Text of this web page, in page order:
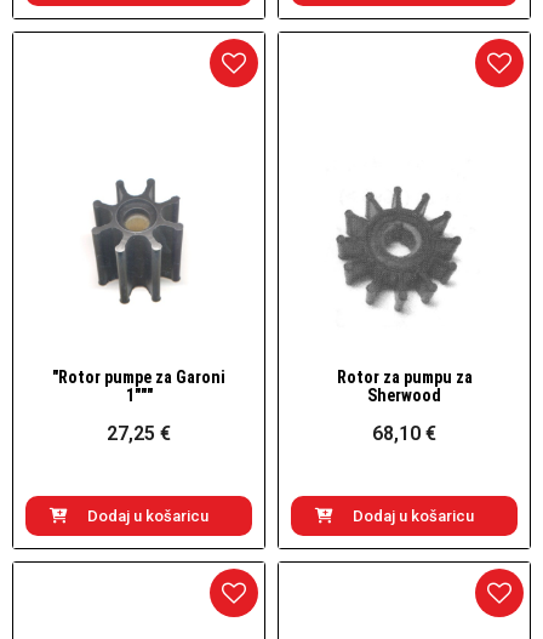
Brzi pogled
"Rotor pumpe za Garoni
1"""
27,25 €
Dodaj u košaricu
Brzi pogled
Rotor za pumpu za
Sherwood
68,10 €
Dodaj u košaricu